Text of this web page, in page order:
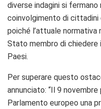
diverse indagini si
coinvolgimento di
poiché l’attuale
Stato membro di chiedere
Paesi.
Per superare questo
annunciato: “Il 9
Parlamento europeo una